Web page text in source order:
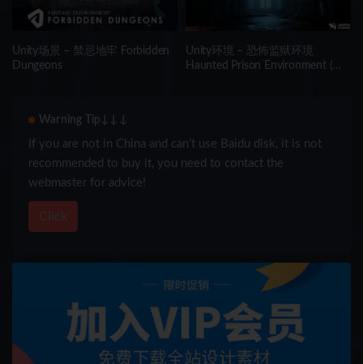
Unity场景 – 禁忌地牢 Forbidden
Dungeons
Unity环境 – 恐怖监狱环境
Haunted Prison Environment (
Warning Tip↓↓↓
If you are not in China and can’t use Baidu disk, it is not
recommended to buy it, you need to contact the
webmaster for advice!
Click